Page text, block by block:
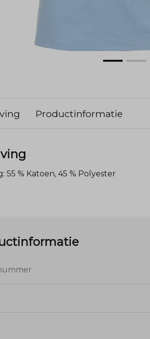
Productinformatie
55 % Katoen, 45 % Polyester